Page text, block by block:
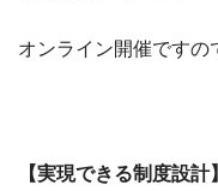
オンライン開催ですの
【実現できる制度設計】